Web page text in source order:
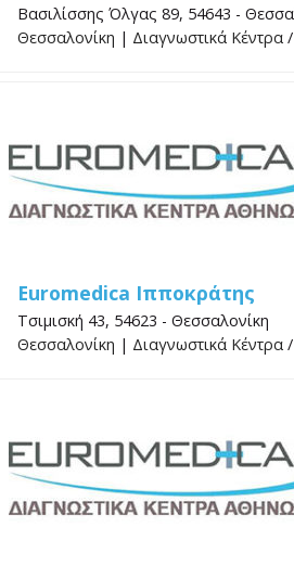
Βασιλίσσης Όλγας 89, 54643 -
Θεσσαλονίκη | Διαγνωστικά Κέντρα /
Euromedica Ιπποκράτης
Τσιμισκή 43, 54623 - Θεσσαλονίκη
Θεσσαλονίκη | Διαγνωστικά Κέντρα /